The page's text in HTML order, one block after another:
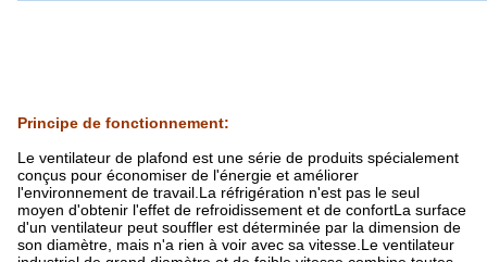
Principe de fonctionnement:
Le ventilateur de plafond est une série de produits spécialement
conçus pour économiser de l'énergie et améliorer
l'environnement de travail.La réfrigération n'est pas le seul
moyen d'obtenir l'effet de refroidissement et de confortLa surface
d'un ventilateur peut souffler est déterminée par la dimension de
son diamètre, mais n'a rien à voir avec sa vitesse.Le ventilateur